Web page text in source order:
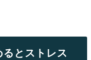
るとストレス